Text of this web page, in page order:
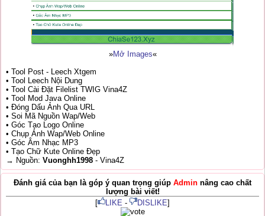
»Mở Images«
• Tool Post - Leech Xtgem
• Tool Leech Nội Dung
• Tool Cài Đặt Filelist TWIG Vina4Z
• Tool Mod Java Online
• Đóng Dấu Ảnh Qua URL
• Soi Mã Nguồn Wap/Web
• Góc Tạo Logo Online
• Chụp Ảnh Wap/Web Online
• Góc Âm Nhạc MP3
• Tạo Chữ Kute Online Đẹp
→ Nguồn: Vuonghh1998 - Vina4Z
Đánh giá của bạn là góp ý quan trọng giúp Admin nâng cao chất
lượng bài viết!
[
LIKE - DISLIKE]